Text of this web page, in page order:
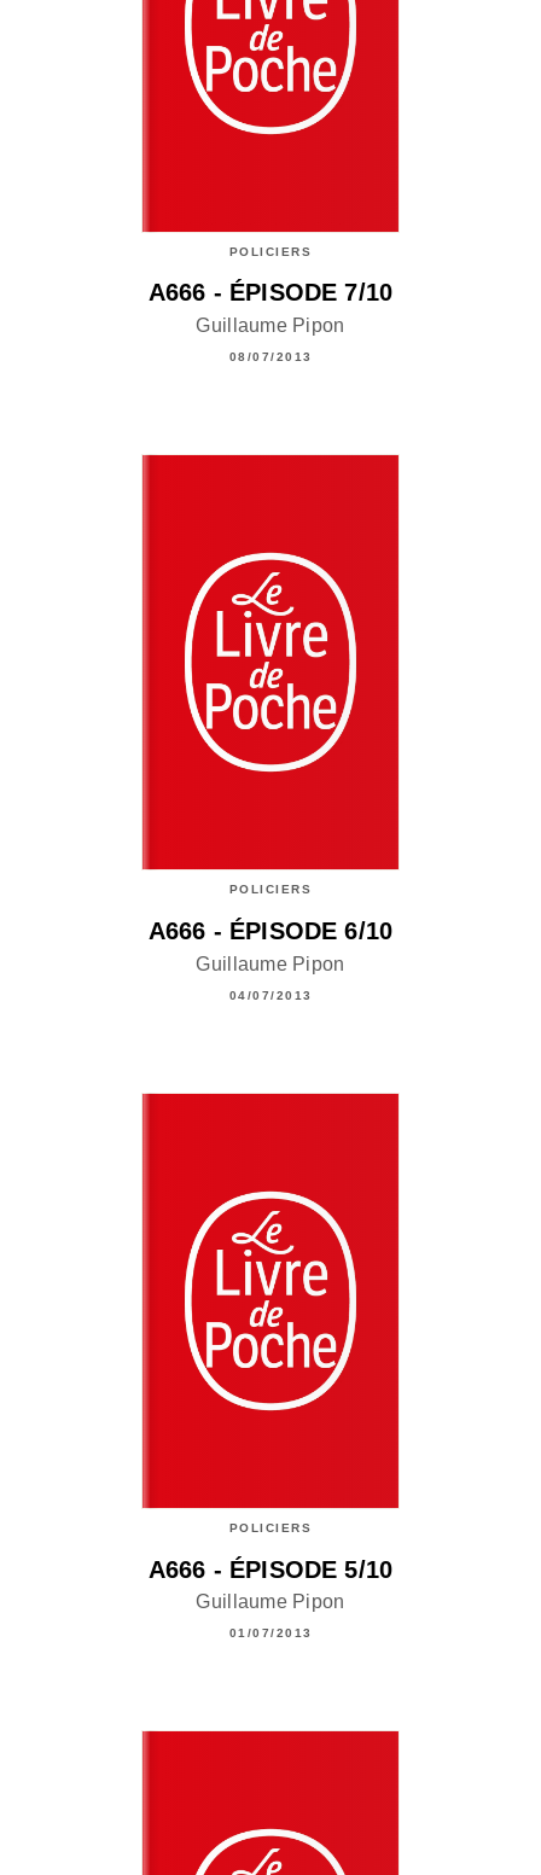
POLICIERS
A666 - ÉPISODE 7/10
Guillaume Pipon
08/07/2013
POLICIERS
A666 - ÉPISODE 6/10
Guillaume Pipon
04/07/2013
POLICIERS
A666 - ÉPISODE 5/10
Guillaume Pipon
01/07/2013